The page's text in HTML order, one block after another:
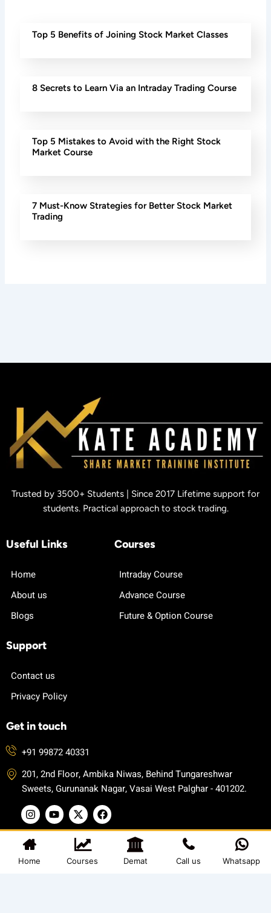
Top 5 Benefits of Joining Stock Market Classes
8 Secrets to Learn Via an Intraday Trading Course
Top 5 Mistakes to Avoid with the Right Stock
Market Course
7 Must-Know Strategies for Better Stock Market
Trading
Trusted by 3500+ Students | Since 2017 Lifetime support for
students. Practical approach to stock trading.
Useful Links
Home
About us
Blogs
Courses
Intraday Course
Advance Course
Future & Option Course
Support
Contact us
Privacy Policy
Get in touch
+91 99872 40331
201, 2nd Floor, Ambika Niwas, Behind Tungareshwar
Sweets, Gurunanak Nagar, Vasai West Palghar - 401202.
I
n
s
t
a
g
Y
o
u
X
-
t
w
i
t
F
a
c
© 2025 Kate Academy. All rights reserved.
Developerd byDigital Vasau
Home Courses Demat Call us Whatsapp